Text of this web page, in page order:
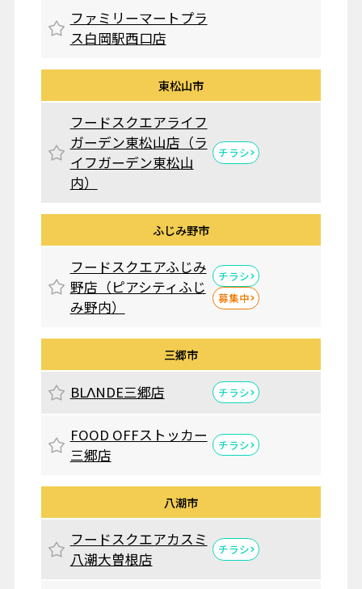
ファミリーマートプラ
ス白岡駅西口店
東松山市
フードスクエアライフ
ガーデン東松山店（ラ
イフガーデン東松山
内）
チラシ
ふじみ野市
フードスクエアふじみ
野店（ピアシティふじ
み野内）
チラシ
募集中
三郷市
BLΛNDE三郷店 チラシ
FOOD OFFストッカー
三郷店
チラシ
八潮市
フードスクエアカスミ
八潮大曽根店
チラシ